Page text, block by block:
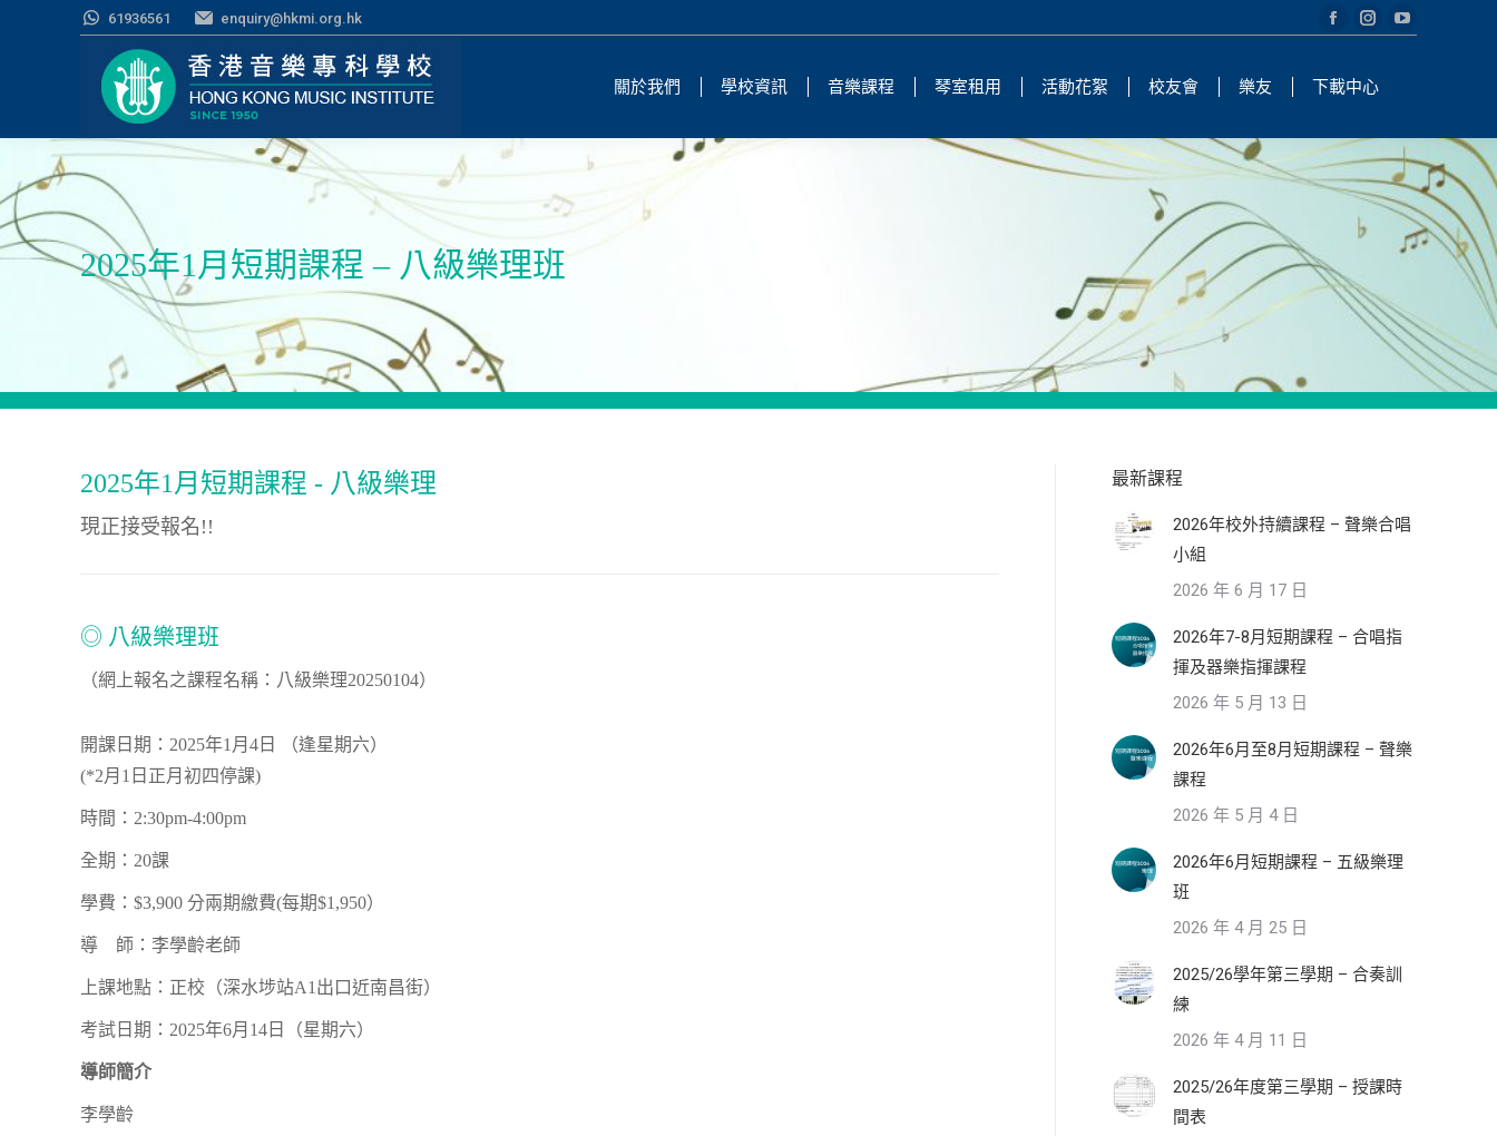
61936561 enquiry@hkmi.org.hk
Facebook
opens
new
window
Instagram
opens
new
window
YouTube
new
window
關於我們 學校資訊 音樂課程 琴室租用 活動花絮 校友會 樂友 下載中心
2025年1月短期課程 – 八級樂理班
2025年1月短期課程 - 八級樂理
現正接受報名!!
◎ 八級樂理班
（網上報名之課程名稱：八級樂理20250104）
開課日期：2025年1月4日 （逢星期六）
(*2月1日正月初四停課)
時間：2:30pm-4:00pm
全期：20課
學費：$3,900 分兩期繳費(每期$1,950）
導 師：李學齡老師
上課地點：正校（深水埗站A1出口近南昌街）
考試日期：2025年6月14日（星期六）
導師簡介
李學齡
最新課程
2026年校外持續課程 – 聲樂合唱
小組
2026 年 6 月 17 日
2026年7-8月短期課程 – 合唱指
揮及器樂指揮課程
2026 年 5 月 13 日
2026年6月至8月短期課程 – 聲樂
課程
2026 年 5 月 4 日
2026年6月短期課程 – 五級樂理
班
2026 年 4 月 25 日
2025/26學年第三學期 – 合奏訓
練
2026 年 4 月 11 日
2025/26年度第三學期 – 授課時
間表